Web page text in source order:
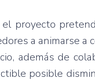
el proyecto
a animarse a
, además de
posible